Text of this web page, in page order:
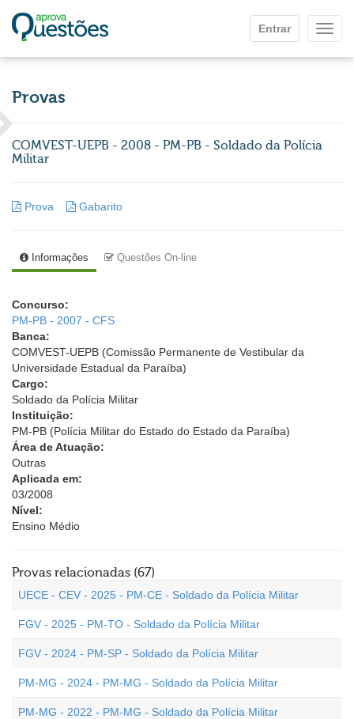
Entrar
Provas
COMVEST-UEPB - 2008 - PM-PB - Soldado da Polícia
Militar
Prova Gabarito
Informações Questões On-line
Concurso:
PM-PB - 2007 - CFS
Banca:
COMVEST-UEPB (Comissão Permanente de Vestibular da
Universidade Estadual da Paraíba)
Cargo:
Soldado da Polícia Militar
Instituição:
PM-PB (Polícia Militar do Estado do Estado da Paraíba)
Área de Atuação:
Outras
Aplicada em:
03/2008
Nível:
Ensino Médio
Provas relacionadas (67)
UECE - CEV - 2025 - PM-CE - Soldado da Polícia Militar
FGV - 2025 - PM-TO - Soldado da Polícia Militar
FGV - 2024 - PM-SP - Soldado da Polícia Militar
PM-MG - 2024 - PM-MG - Soldado da Polícia Militar
PM-MG - 2022 - PM-MG - Soldado da Polícia Militar